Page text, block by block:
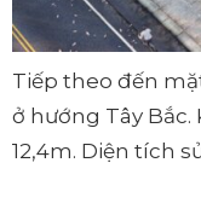
Tiếp theo đến
ở hướng Tây Bắc.
12,4m. Diện tích